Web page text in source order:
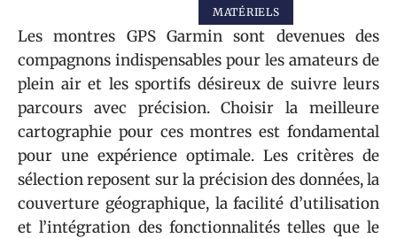
MATÉRIELS
Les montres GPS Garmin sont devenues des
compagnons indispensables pour les amateurs de
plein air et les sportifs désireux de suivre leurs
parcours avec précision. Choisir la meilleure
cartographie pour ces montres est fondamental
pour une expérience optimale. Les critères de
sélection reposent sur la précision des données, la
couverture géographique, la facilité d’utilisation
et l’intégration des fonctionnalités telles que le